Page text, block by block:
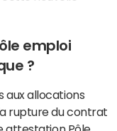
emploi
?
aux allocations
la rupture du contrat
attestation Pôle